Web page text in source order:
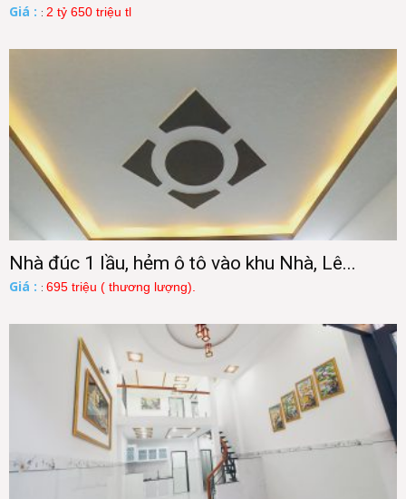
Giá : : 2 tỷ 650 triệu tl
Nhà đúc 1 lầu, hẻm ô tô vào khu Nhà, Lê...
Giá : : 695 triệu ( thương lượng).